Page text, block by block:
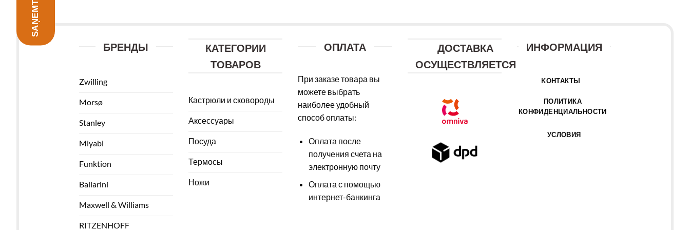
БРЕНДЫ
Zwilling
Morsø
Stanley
Miyabi
Funktion
Ballarini
Maxwell & Williams
RITZENHOFF
КАТЕГОРИИ
ТОВАРОВ
Кастрюли и сковороды
Аксессуары
Посуда
Термосы
Ножи
ОПЛАТА
При заказе товара вы
можете выбрать
наиболее удобный
способ оплаты:
Оплата после
получения счета на
электронную почту
Оплата с помощью
интернет-банкинга
ДОСТАВКА
ОСУЩЕСТВЛЯЕТСЯ
ИНФОРМАЦИЯ
KОНТАКТЫ
ПОЛИТИКА
КОНФИДЕНЦИАЛЬНОСТИ
УСЛОВИЯ